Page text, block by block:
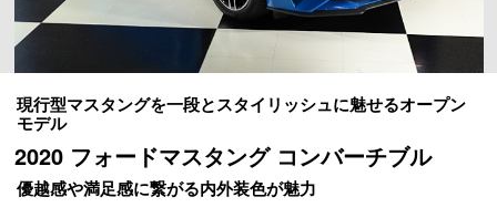
現行型マスタングを一段とスタイリッシュに魅せるオープン
モデル
2020 フォードマスタング コンバーチブル
優越感や満足感に繋がる内外装色が魅力